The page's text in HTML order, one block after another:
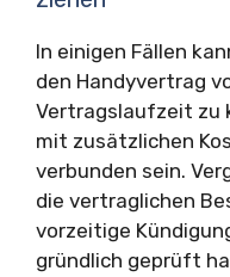
In einigen Fällen
den Handyvertrag
Vertragslaufzeit zu
mit zusätzlichen
verbunden sein.
die vertraglichen
vorzeitige
gründlich geprüft